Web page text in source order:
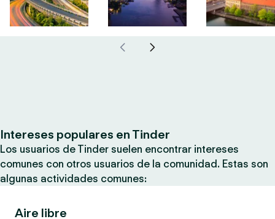
Intereses populares en Tinder
Los usuarios de Tinder suelen encontrar intereses
comunes con otros usuarios de la comunidad. Estas son
algunas actividades comunes:
Aire libre